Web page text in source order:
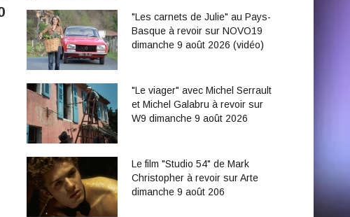
"Les carnets de Julie" au Pays-
Basque à revoir sur NOVO19
dimanche 9 août 2026 (vidéo)
"Le viager" avec Michel Serrault
et Michel Galabru à revoir sur
W9 dimanche 9 août 2026
Le film "Studio 54" de Mark
Christopher à revoir sur Arte
dimanche 9 août 206